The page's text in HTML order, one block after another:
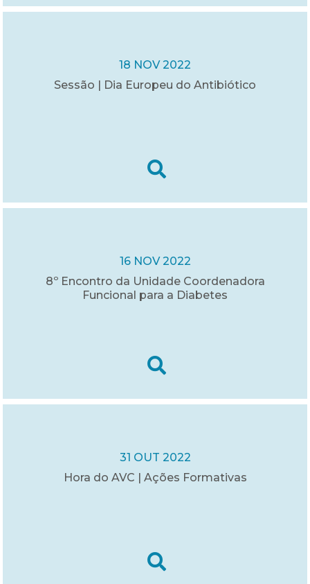
18 NOV 2022
Sessão | Dia Europeu do Antibiótico
16 NOV 2022
8º Encontro da Unidade Coordenadora
Funcional para a Diabetes
31 OUT 2022
Hora do AVC | Ações Formativas